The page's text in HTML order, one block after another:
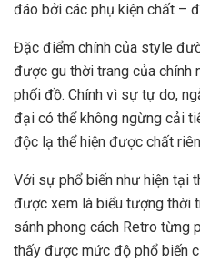
đáo bởi các phụ kiện chất –
Đặc điểm chính của style
được gu thời trang của chính
phối đồ. Chính vì sự tự do,
đại có thể không ngừng cải
độc lạ thể hiện được chất
Với sự phổ biến như hiện tại
được xem là biểu tượng thời
sánh phong cách Retro từng
thấy được mức độ phổ biến